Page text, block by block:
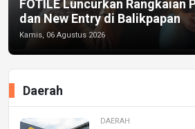
FOTILE Luncurkan Rangkaian
dan New Entry di Balikpapan
Kamis, 06 Agustus 2026
Daerah
DAERAH